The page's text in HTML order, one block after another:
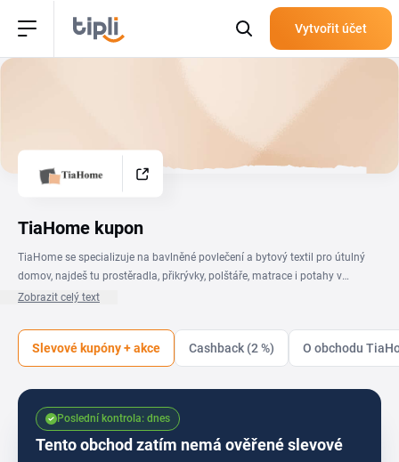
Vytvořit účet
TiaHome kupon
TiaHome se specializuje na bavlněné povlečení a bytový textil pro útulný
domov, najdeš tu prostěradla, přikrývky, polštáře, matrace i potahy v
různých designech. Se slevovým kódem TiaHome pořídíš vybavení do
Na této stránce ti držíme přehled slevových kódů a akcí, které ti pomůžou
ušetřit při nákupu textilu pro celou domácnost. Stačí vybrat platný slevový
kód TiaHome, zkopírovat ho a vložit v košíku do pole pro kupón před
dokončením objednávky. Tak proměníš nákup povlečení a doplňků ve
výhodnější objednávku.
Zobrazit celý text
Slevové kupóny + akce Cashback (2 %) O obchodu
Tento obchod zatím nemá ověřené slevové
Poslední kontrola: dnes